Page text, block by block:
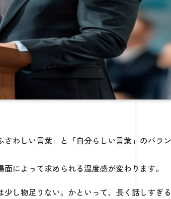
わしい言葉」と「自分らしい言葉」のバラン
によって求められる温度感が変わります。
し物足りない。かといって、長く話しすぎる